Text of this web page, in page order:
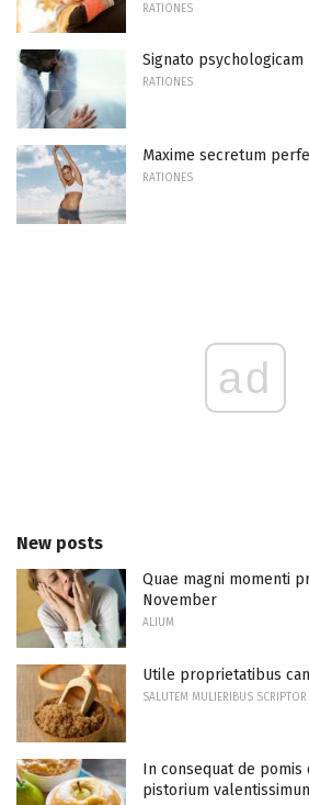
RATIONES
Signato
RATIONES
Maxime secretum
RATIONES
ad
New posts
Quae magni momenti
November
ALIUM
Utile proprietatibus
SALUTEM MULIERIBUS SCRIPTOR
In consequat de
pistorium